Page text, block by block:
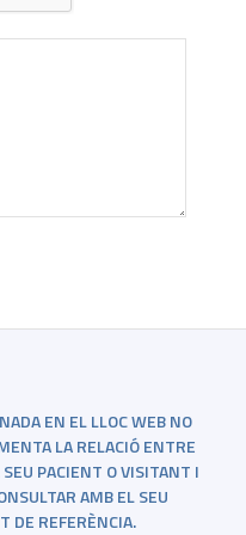
EN EL LLOC WEB NO
LA RELACIÓ ENTRE
PACIENT O VISITANT I
AMB EL SEU
DE REFERÈNCIA.